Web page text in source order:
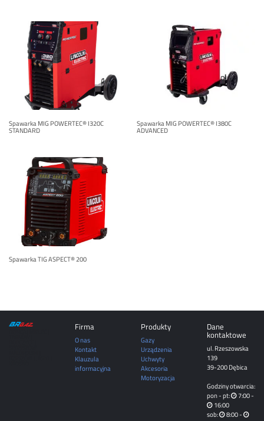
Spawarka MIG POWERTEC® I320C
STANDARD
Spawarka MIG POWERTEC® I380C
ADVANCED
Spawarka TIG ASPECT® 200
Firma
O nas
Kontakt
Klauzula
informacyjna
Produkty
Gazy
Urządzenia
Uchwyty
Akcesoria
Motoryzacja
Dane
kontaktowe
ul. Rzeszowska
139
39-200 Dębica
Godziny otwarcia:
pon - pt:
7:00 -
16:00
sob:
8:00 -